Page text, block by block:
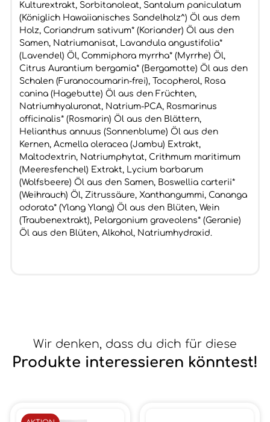
Kulturextrakt, Sorbitanoleat, Santalum paniculatum
(Königlich Hawaiianisches Sandelholz^) Öl aus dem
Holz, Coriandrum sativum* (Koriander) Öl aus den
Samen, Natriumanisat, Lavandula angustifolia*
(Lavendel) Öl, Commiphora myrrha* (Myrrhe) Öl,
Citrus Aurantium bergamia* (Bergamotte) Öl aus den
Schalen (Furanocoumarin-frei), Tocopherol, Rosa
canina (Hagebutte) Öl aus den Früchten,
Natriumhyaluronat, Natrium-PCA, Rosmarinus
officinalis* (Rosmarin) Öl aus den Blättern,
Helianthus annuus (Sonnenblume) Öl aus den
Kernen, Acmella oleracea (Jambu) Extrakt,
Maltodextrin, Natriumphytat, Crithmum maritimum
(Meeresfenchel) Extrakt, Lycium barbarum
(Wolfsbeere) Öl aus den Samen, Boswellia carterii*
(Weihrauch) Öl, Zitrussäure, Xanthangummi, Cananga
odorata* (Ylang Ylang) Öl aus den Blüten, Wein
(Traubenextrakt), Pelargonium graveolens* (Geranie)
Öl aus den Blüten, Alkohol, Natriumhydroxid.
Wir denken, dass du dich für diese
Produkte interessieren könntest!